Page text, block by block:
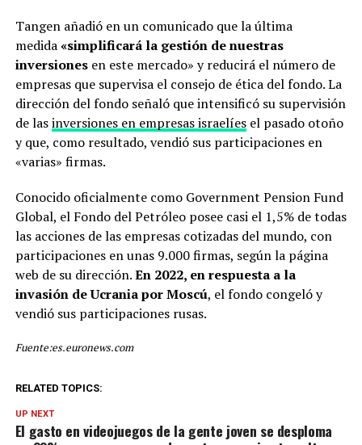
Tangen añadió en un comunicado que la última
medida«simplificará la gestión de nuestras
inversionesen este mercado» y reducirá el número de
empresas que supervisa el consejo de ética del fondo. La
dirección del fondo señaló que intensificó su supervisión
de lasinversiones en empresas israelíesel pasado otoño
y que, como resultado, vendió sus participaciones en
«varias» firmas.
Conocido oficialmente como Government Pension Fund
Global, el Fondo del Petróleo posee casi el 1,5% de todas
las acciones de las empresas cotizadas del mundo, con
participaciones en unas 9.000 firmas, según la página
web de su dirección.En 2022, en respuesta a la
invasión de Ucrania por Moscú, el fondo congeló y
vendió sus participaciones rusas.
Fuente:es.euronews.com
RELATED TOPICS:
UP NEXT
El gasto en videojuegos de la gente joven se desploma